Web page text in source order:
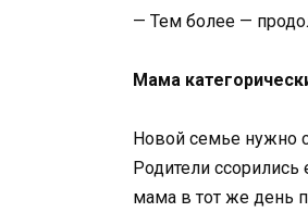
— Тем более —
Мама
Новой семье нужно
Родители
мама в тот же день